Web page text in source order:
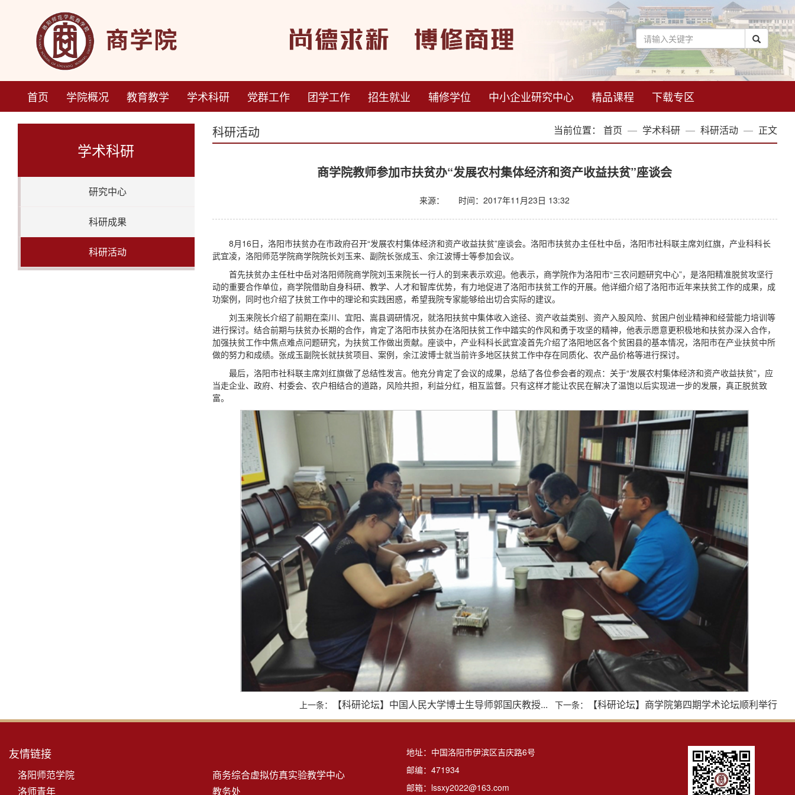
首页 学院概况 教育教学 学术科研 党群工作 团学工作 招生就业 辅修学位 中小企业研究中心 精品课程 下载专区
学术科研
研究中心
科研成果
科研活动
科研活动 当前位置： 首页 学术科研 科研活动 正文
商学院教师参加市扶贫办“发展农村集体经济和资产收益扶贫”座谈会
来源： 时间：2017年11月23日 13:32
8月16日，洛阳市扶贫办在市政府召开“发展农村集体经济和资产收益扶贫”座谈会。洛阳市扶贫办主任杜中岳，洛阳市社科联主席刘红旗，产业科科长
武宜凌，洛阳师范学院商学院院长刘玉来、副院长张成玉、余江波博士等参加会议。
首先扶贫办主任杜中岳对洛阳师院商学院刘玉来院长一行人的到来表示欢迎。他表示，商学院作为洛阳市“三农问题研究中心”，是洛阳精准脱贫攻坚行
动的重要合作单位，商学院借助自身科研、教学、人才和智库优势，有力地促进了洛阳市扶贫工作的开展。他详细介绍了洛阳市近年来扶贫工作的成果，成
功案例，同时也介绍了扶贫工作中的理论和实践困惑，希望我院专家能够给出切合实际的建议。
刘玉来院长介绍了前期在栾川、宜阳、嵩县调研情况，就洛阳扶贫中集体收入途径、资产收益类别、资产入股风险、贫困户创业精神和经营能力培训等
进行探讨。结合前期与扶贫办长期的合作，肯定了洛阳市扶贫办在洛阳扶贫工作中踏实的作风和勇于攻坚的精神，他表示愿意更积极地和扶贫办深入合作，
加强扶贫工作中焦点难点问题研究，为扶贫工作做出贡献。座谈中，产业科科长武宜凌首先介绍了洛阳地区各个贫困县的基本情况，洛阳市在产业扶贫中所
做的努力和成绩。张成玉副院长就扶贫项目、案例，余江波博士就当前许多地区扶贫工作中存在同质化、农产品价格等进行探讨。
最后，洛阳市社科联主席刘红旗做了总结性发言。他充分肯定了会议的成果，总结了各位参会者的观点：关于“发展农村集体经济和资产收益扶贫”，应
当走企业、政府、村委会、农户相结合的道路，风险共担，利益分红，相互监督。只有这样才能让农民在解决了温饱以后实现进一步的发展，真正脱贫致
富。
上一条： 【科研论坛】中国人民大学博士生导师郭国庆教授... 下一条： 【科研论坛】商学院第四期学术论坛顺利举行
友情链接
洛阳师范学院
商务综合虚拟仿真实验教学中心
洛师青年
教务处
地址：中国洛阳市伊滨区吉庆路6号
邮编：471934
邮箱：lssxy2022@163.com